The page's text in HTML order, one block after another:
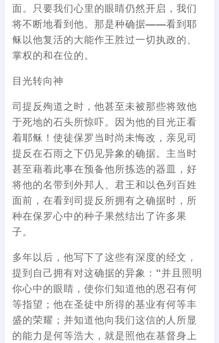
面。只要我们心里的眼睛仍然开启 ， 我们
将不断地看到他。 那是种确据——看到耶
稣以他复活的大能作王胜过一切执政的、
掌权的和在位的。
目光转向神
司提反殉道之时 ， 他甚至未被那些将致他
于死地的石头所惊吓。因为他的目光正看
着耶稣 ！ 使徒保罗当时尚未悔改 ， 亲见司
提反在石雨之下仍见异象的确据。主当时
甚至藉着此事在预备他所拣选的器皿 ， 好
将他的名带到外邦人、君王和以色列百姓
面前 ， 在看到司提反所拥有之确据时 ， 所
种在保罗心中的种子果然结出了许多果
子。
多年以后 ， 他写下了这些有深度的经文 ，
提到自己拥有对这确据的异象 ： “并且照明
你心中的眼睛 ， 使你们知道他的恩召有何
等指望 ； 他在圣徒中所得的基业有何等丰
盛的荣耀 ； 并知道他向我们这信的人所显
的能力是何等浩大 ， 就是照他在基督身上